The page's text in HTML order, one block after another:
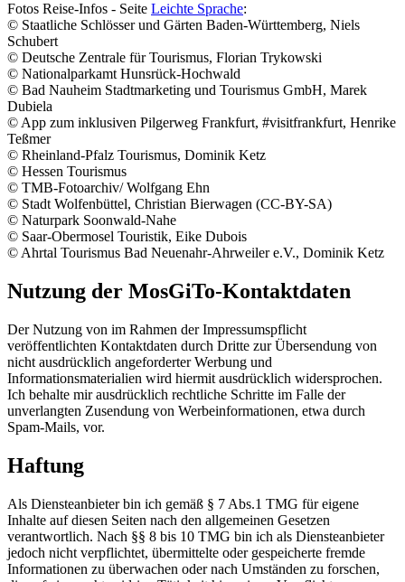
Fotos Reise-Infos - Seite Leichte Sprache:
© Staatliche Schlösser und Gärten Baden-Württemberg, Niels
Schubert
© Deutsche Zentrale für Tourismus, Florian Trykowski
© Nationalparkamt Hunsrück-Hochwald
© Bad Nauheim Stadtmarketing und Tourismus GmbH, Marek
Dubiela
© App zum inklusiven Pilgerweg Frankfurt, #visitfrankfurt, Henrike
Teßmer
© Rheinland-Pfalz Tourismus, Dominik Ketz
© Hessen Tourismus
© TMB-Fotoarchiv/ Wolfgang Ehn
© Stadt Wolfenbüttel, Christian Bierwagen (CC-BY-SA)
© Naturpark Soonwald-Nahe
© Saar-Obermosel Touristik, Eike Dubois
© Ahrtal Tourismus Bad Neuenahr-Ahrweiler e.V., Dominik Ketz
Nutzung der MosGiTo-Kontaktdaten
Der Nutzung von im Rahmen der Impressumspflicht
veröffentlichten Kontaktdaten durch Dritte zur Übersendung von
nicht ausdrücklich angeforderter Werbung und
Informationsmaterialien wird hiermit ausdrücklich widersprochen.
Ich behalte mir ausdrücklich rechtliche Schritte im Falle der
unverlangten Zusendung von Werbeinformationen, etwa durch
Spam-Mails, vor.
Haftung
Als Diensteanbieter bin ich gemäß § 7 Abs.1 TMG für eigene
Inhalte auf diesen Seiten nach den allgemeinen Gesetzen
verantwortlich. Nach §§ 8 bis 10 TMG bin ich als Diensteanbieter
jedoch nicht verpflichtet, übermittelte oder gespeicherte fremde
Informationen zu überwachen oder nach Umständen zu forschen,